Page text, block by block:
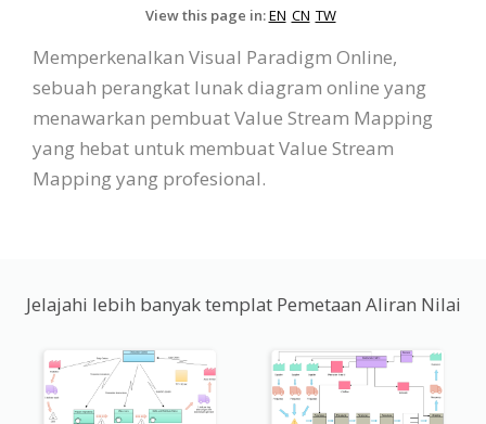
View this page in:EN CN TW
Memperkenalkan Visual Paradigm Online,
sebuah perangkat lunak diagram online yang
menawarkan pembuat Value Stream Mapping
yang hebat untuk membuat Value Stream
Mapping yang profesional.
Jelajahi lebih banyak templat Pemetaan Aliran Nilai